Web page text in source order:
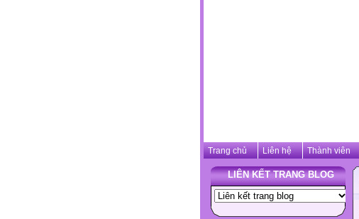
Trang chủ Liên hệ Thành viên
LIÊN KẾT TRANG BLOG